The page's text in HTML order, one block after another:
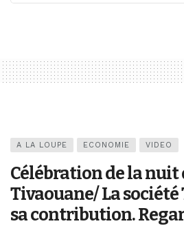
A LA LOUPE ECONOMIE VIDEO
Célébration de la nuit
Tivaouane/ La
sa contribution.